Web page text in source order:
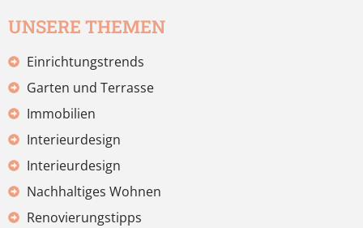
UNSERE THEMEN
Einrichtungstrends
Garten und Terrasse
Immobilien
Interieurdesign
Interieurdesign
Nachhaltiges Wohnen
Renovierungstipps